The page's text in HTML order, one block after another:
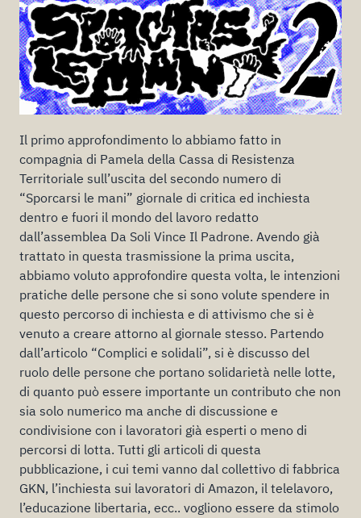
Il primo approfondimento lo abbiamo fatto in
compagnia di Pamela della Cassa di Resistenza
Territoriale sull’uscita del secondo numero di
“Sporcarsi le mani” giornale di critica ed inchiesta
dentro e fuori il mondo del lavoro redatto
dall’assemblea Da Soli Vince Il Padrone. Avendo già
trattato in questa trasmissione la prima uscita,
abbiamo voluto approfondire questa volta, le intenzioni
pratiche delle persone che si sono volute spendere in
questo percorso di inchiesta e di attivismo che si è
venuto a creare attorno al giornale stesso. Partendo
dall’articolo “Complici e solidali”, si è discusso del
ruolo delle persone che portano solidarietà nelle lotte,
di quanto può essere importante un contributo che non
sia solo numerico ma anche di discussione e
condivisione con i lavoratori già esperti o meno di
percorsi di lotta. Tutti gli articoli di questa
pubblicazione, i cui temi vanno dal collettivo di fabbrica
GKN, l’inchiesta sui lavoratori di Amazon, il telelavoro,
l’educazione libertaria, ecc.. vogliono essere da stimolo